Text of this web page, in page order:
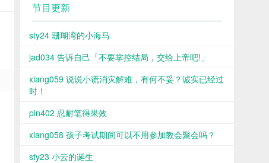
节目更新
sty24 珊瑚湾的小海马
jad034 告诉自己「不要掌控结局，交给上帝吧!」
xiang059 说说小谎消灾解难，有何不妥？诚实已经过
时！
pin402 忍耐笔得果效
xiang058 孩子考试期间可以不用参加教会聚会吗？
sty23 小云的诞生